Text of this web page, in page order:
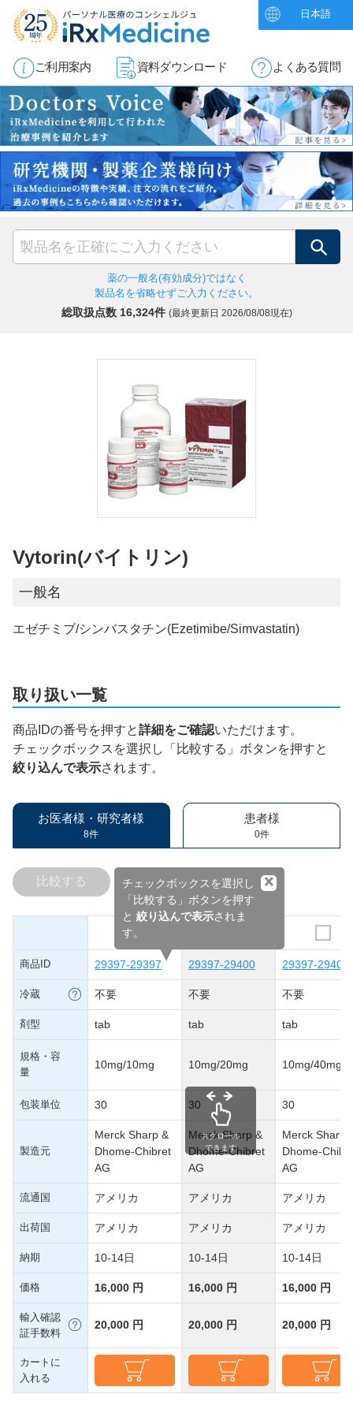
日本語
ご利用案内 資料ダウンロード よくある質問
検索
薬の一般名(有効成分)ではなく
製品名を省略せずご入力ください。
総取扱点数 16,324件 (最終更新日 2026/08/08現在)
Vytorin(バイトリン)
一般名
エゼチミブ/シンバスタチン(Ezetimibe/Simvastatin)
取り扱い一覧
商品IDの番号を押すと詳細をご確認いただけます。
チェックボックスを選択し「比較する」ボタンを押すと
絞り込んで表示されます。
お医者様・研究者様
8件
患者様
0件
チェックボックスを選択し
「比較する」ボタンを押す
と 絞り込んで表示されま
す。
×
比較する
商品ID 29397-29397 29397-29400 29397-29402
冷蔵 不要 不要 不要
剤型 tab tab tab
規格・容
量
10mg/10mg 10mg/20mg 10mg/40mg
包装単位 30 30 30
製造元
Merck Sharp &
Dhome-Chibret
AG
Merck Sharp &
Dhome-Chibret
AG
Merck Sharp
Dhome-
AG
流通国 アメリカ アメリカ アメリカ
出荷国 アメリカ アメリカ アメリカ
納期 10-14日 10-14日 10-14日
価格 16,000 円 16,000 円 16,000 円
輸入確認
証手数料
20,000 円 20,000 円 20,000 円
カートに
入れる
スクロール
できます